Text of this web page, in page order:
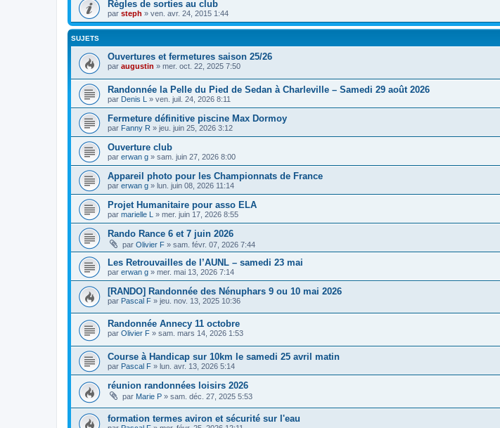
Règles de sorties au club
par steph » ven. avr. 24, 2015 1:44
SUJETS
Ouvertures et fermetures saison 25/26
par augustin » mer. oct. 22, 2025 7:50
Randonnée la Pelle du Pied de Sedan à Charleville – Samedi 29 août 2026
par Denis L » ven. juil. 24, 2026 8:11
Fermeture définitive piscine Max Dormoy
par Fanny R » jeu. juin 25, 2026 3:12
Ouverture club
par erwan g » sam. juin 27, 2026 8:00
Appareil photo pour les Championnats de France
par erwan g » lun. juin 08, 2026 11:14
Projet Humanitaire pour asso ELA
par marielle L » mer. juin 17, 2026 8:55
Rando Rance 6 et 7 juin 2026
par Olivier F » sam. févr. 07, 2026 7:44
Les Retrouvailles de l’AUNL – samedi 23 mai
par erwan g » mer. mai 13, 2026 7:14
[RANDO] Randonnée des Nénuphars 9 ou 10 mai 2026
par Pascal F » jeu. nov. 13, 2025 10:36
Randonnée Annecy 11 octobre
par Olivier F » sam. mars 14, 2026 1:53
Course à Handicap sur 10km le samedi 25 avril matin
par Pascal F » lun. avr. 13, 2026 5:14
réunion randonnées loisirs 2026
par Marie P » sam. déc. 27, 2025 5:53
formation termes aviron et sécurité sur l'eau